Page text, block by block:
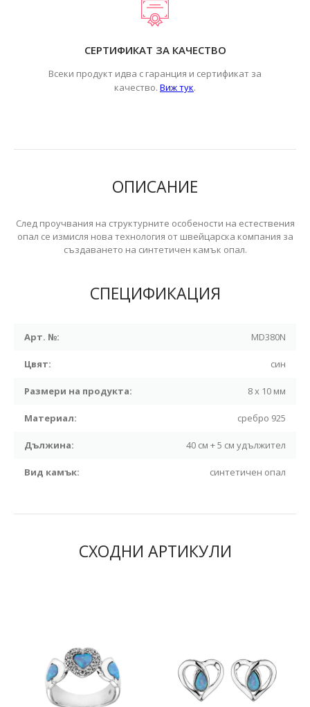
СЕРТИФИКАТ ЗА КАЧЕСТВО
Всеки продукт идва с гаранция и сертификат за
качество. Виж тук.
ОПИСАНИЕ
След проучвания на структурните особености на естествения
опал се измисля нова технология от швейцарска компания за
създаването на синтетичен камък опал.
СПЕЦИФИКАЦИЯ
Арт. №: MD380N
Цвят: син
Размери на продукта: 8 x 10 мм
Материал: сребро 925
Дължина: 40 см + 5 см удължител
Вид камък: синтетичен опал
СХОДНИ АРТИКУЛИ